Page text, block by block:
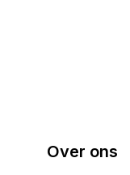
Over ons